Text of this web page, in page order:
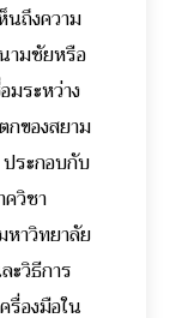
นถึงความ
ามชัยหรือ
มระหว่าง
กของสยาม
ประกอบกับ
วิชา
าวิทยาลัย
ะวิธีการ
รื่องมือใน